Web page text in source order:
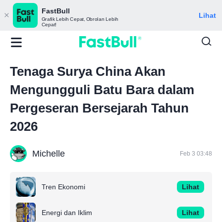
FastBull
Grafik Lebih Cepat, Obrolan Lebih
Cepat!
Lihat
Tenaga Surya China Akan
Mengungguli Batu Bara dalam
Pergeseran Bersejarah Tahun
2026
Michelle Feb 3 03:48
Tren Ekonomi Lihat
Energi dan Iklim Lihat